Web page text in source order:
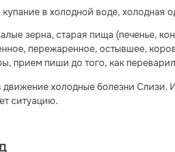
в холодной воде,
зерна, старая пища (печенье,
пережаренное, остывшее,
прием пиши до того, как
движение холодные болезни Слизи.
ситуацию.